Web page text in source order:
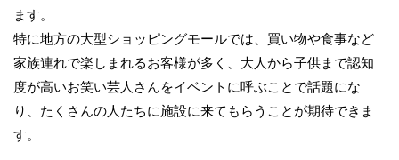
ます。
特に地方の大型ショッピングモールでは、買い物や食事など
家族連れで楽しまれるお客様が多く、大人から子供まで認知
度が高いお笑い芸人さんをイベントに呼ぶことで話題にな
り、たくさんの人たちに施設に来てもらうことが期待できま
す。